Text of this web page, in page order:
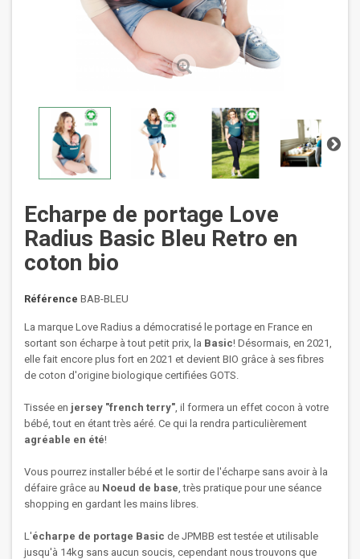
Echarpe de portage Love
Radius Basic Bleu Retro en
coton bio
Référence BAB-BLEU
La marque Love Radius a démocratisé le portage en France en
sortant son écharpe à tout petit prix, la Basic! Désormais, en 2021,
elle fait encore plus fort en 2021 et devient BIO grâce à ses fibres
de coton d'origine biologique certifiées GOTS.
Tissée en jersey "french terry", il formera un effet cocon à votre
bébé, tout en étant très aéré. Ce qui la rendra particulièrement
agréable en été!
Vous pourrez installer bébé et le sortir de l'écharpe sans avoir à la
défaire grâce au Noeud de base, très pratique pour une séance
shopping en gardant les mains libres.
L'écharpe de portage Basic de JPMBB est testée et utilisable
jusqu'à 14kg sans aucun soucis, cependant nous trouvons que